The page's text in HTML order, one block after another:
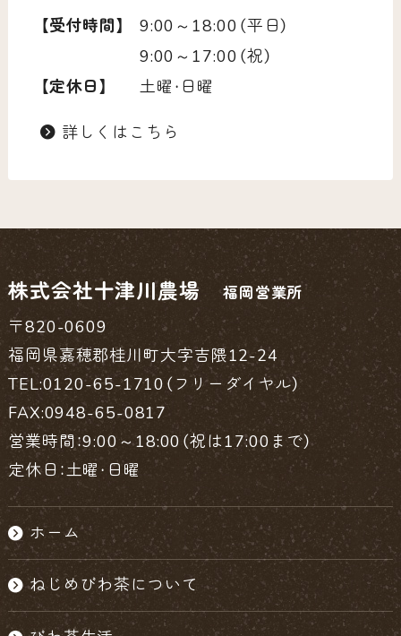
【受付時間】
9:00～18:00（平日）
9:00～17:00（祝）
【定休日】
土曜・日曜
詳しくはこちら
株式会社十津川農場 福岡営業所
〒820-0609
福岡県嘉穂郡桂川町大字吉隈12-24
TEL:0120-65-1710（フリーダイヤル）
FAX:0948-65-0817
営業時間：9:00～18:00（祝は17:00まで）
定休日：土曜・日曜
ホーム
ねじめびわ茶について